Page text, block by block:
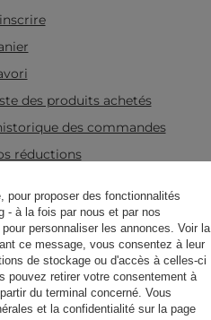
des produits achetés
des commandes
réductions
parfumées
pour proposer des fonctionnalités
- à la fois par nous et par nos
personnaliser les annonces. Voir la
ce message, vous consentez à leur
de stockage ou d'accès à celles-ci
pouvez retirer votre consentement à
du terminal concerné. Vous
et la confidentialité sur la page